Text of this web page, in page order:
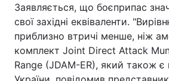
Заявляється, що боєприпас
свої західні еквіваленти.
приблизно втричі менше, ніж
комплект Joint Direct Attack
Range (JDAM-ER), який також є